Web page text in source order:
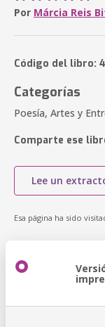
Por Márcia Reis
Código del libro:
Categorías
Poesía, Artes y
Comparte ese
Lee un
Esa página ha sido